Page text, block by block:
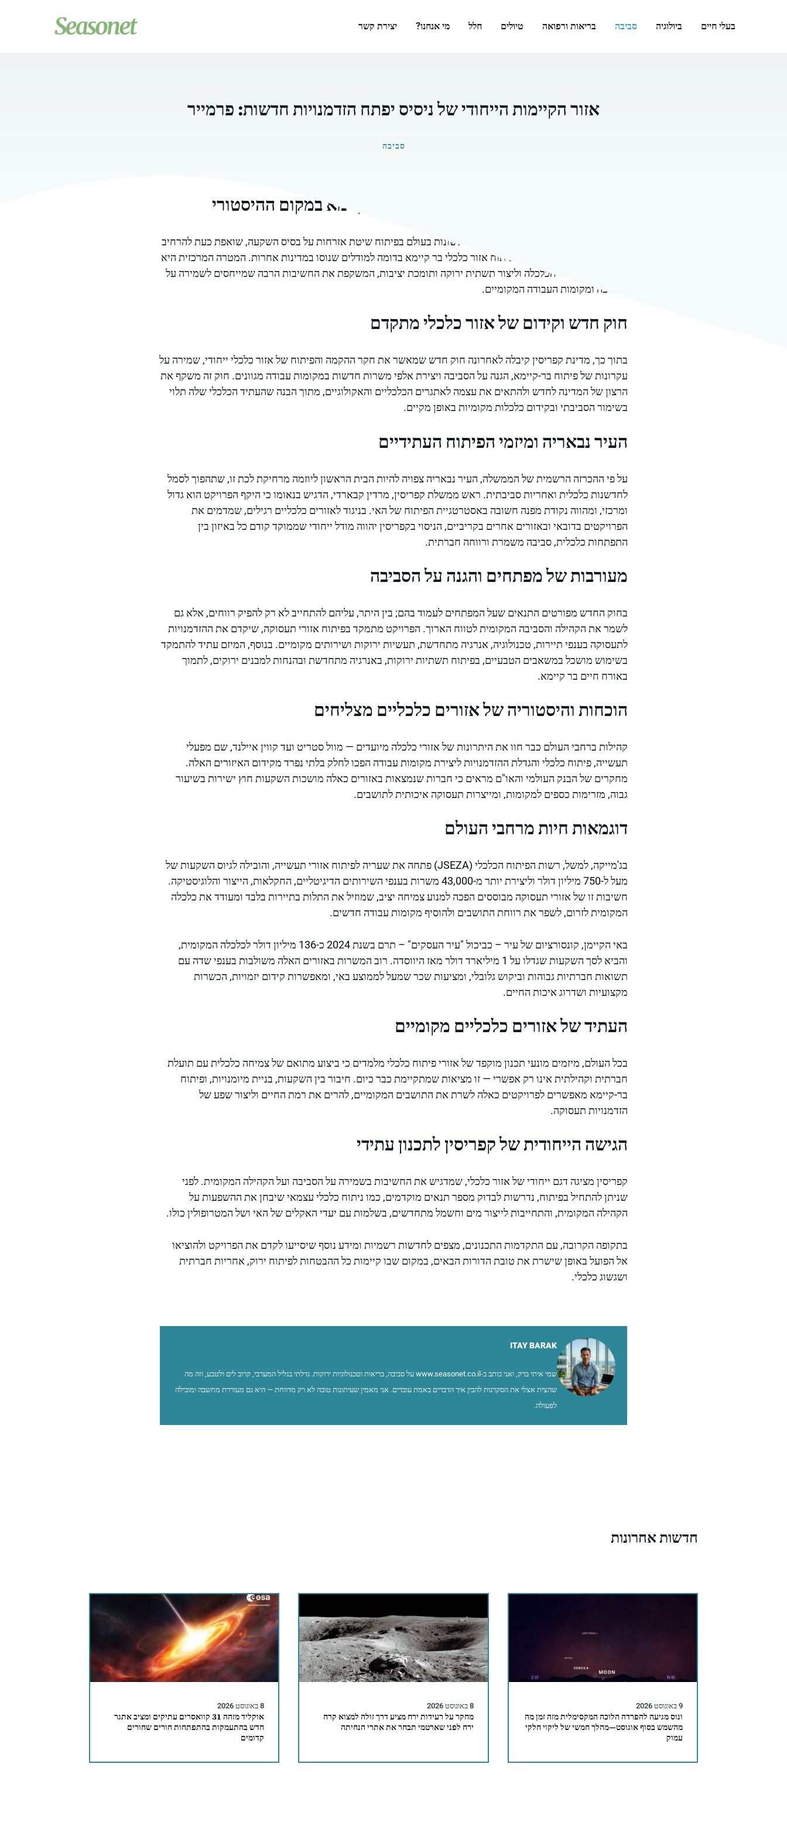
בעלי חיים ביולוגיה סביבה בריאות ורפואה טיולים חלל מי אנחנו? יצירת קשר
אזור הקיימות הייחודי של ניסיס יפתח הזדמנויות חדשות: פרמייר
סביבה
קפריסין הטרופית: פיתוח אזור כלכלי בר קיימא במקום ההיסטורי
קפריסין, המדינה הטרופית שהייתה בין הראשונות בעולם בפיתוח שיטת אזרחות על בסיס השקעה, שואפת כעת להרחיב
את אופקיה הכלכליים על ידי פיתוח אזור כלכלי בר קיימא בדומה למודלים שנוסו במדינות אחרות. המטרה המרכזית היא
להבטיח את עתיד הכלכלה וליצור תשתית ירוקה ותומכת יציבות, המשקפת את החשיבות הרבה שמייחסים לשמירה על
הסביבה ומקומות העבודה המקומיים.
חוק חדש וקידום של אזור כלכלי מתקדם
בתוך כך, מדינת קפריסין קיבלה לאחרונה חוק חדש שמאשר את חקר ההקמה והפיתוח של אזור כלכלי ייחודי, שמירה על
עקרונות של פיתוח בר-קיימא, הגנה על הסביבה ויצירת אלפי משרות חדשות במקומות עבודה מגוונים. חוק זה משקף את
הרצון של המדינה לחדש ולהתאים את עצמה לאתגרים הכלכליים והאקולוגיים, מתוך הבנה שהעתיד הכלכלי שלה תלוי
בשימור הסביבתי ובקידום כלכלות מקומיות באופן מקיים.
העיר נבאריה ומיזמי הפיתוח העתידיים
על פי ההכרזה הרשמית של הממשלה, העיר נבאריה צפויה להיות הבית הראשון ליוזמה מרחיקת לכת זו, שתהפוך לסמל
לחדשנות כלכלית ואחריות סביבתית. ראש ממשלת קפריסין, מרדין קבארדי, הדגיש בנאומו כי היקף הפרויקט הוא גדול
ומרכזי, ומהווה נקודת מפנה חשובה באסטרטגיית הפיתוח של האי. בניגוד לאזורים כלכליים רגילים, שמדמים את
הפרויקטים בדובאי ובאזורים אחרים בקריביים, הניסוי בקפריסין יהווה מודל ייחודי שממוקד קודם כל באיזון בין
התפתחות כלכלית, סביבה משמרת ורווחה חברתית.
מעורבות של מפתחים והגנה על הסביבה
בחוק החדש מפורטים התנאים שעל המפתחים לעמוד בהם; בין היתר, עליהם להתחייב לא רק להפיק רווחים, אלא גם
לשמר את הקהילה והסביבה המקומית לטווח הארוך. הפרויקט מתמקד בפיתוח אזורי תעסוקה, שיקדם את ההזדמנויות
לתעסוקה בענפי תיירות, טכנולוגיה, אנרגיה מתחדשת, תעשיות ירוקות ושירותים מקומיים. בנוסף, המיזם עתיד להתמקד
בשימוש מושכל במשאבים הטבעיים, בפיתוח תשתיות ירוקות, באנרגיה מתחדשת ובהנחות למבנים ירוקים, לתמוך
באורח חיים בר קיימא.
הוכחות והיסטוריה של אזורים כלכליים מצליחים
קהילות ברחבי העולם כבר חוו את היתרונות של אזורי כלכלה מיועדים — מוול סטריט ועד קווין איילנד, שם מפעלי
תעשייה, פיתוח כלכלי והגדלת ההזדמנויות ליצירת מקומות עבודה הפכו לחלק בלתי נפרד מקידום האיזורים האלה.
מחקרים של הבנק העולמי והאו"ם מראים כי חברות שנמצאות באזורים כאלה מושכות השקעות חוץ ישירות בשיעור
גבוה, מזרימות כספים למקומות, ומייצרות תעסוקה איכותית לתושבים.
דוגמאות חיות מרחבי העולם
בג'מייקה, למשל, רשות הפיתוח הכלכלי (JSEZA) פתחה את שעריה לפיתוח אזורי תעשייה, והובילה לגיוס השקעות של
מעל ל-750 מיליון דולר וליצירת יותר מ-43,000 משרות בענפי השירותים הדיגיטליים, החקלאות, הייצור והלוגיסטיקה.
חשיבות זו של אזורי תעסוקה מבוססים הפכה למנוע צמיחה יציב, שמוזיל את התלות בתיירות בלבד ומעודד את כלכלה
המקומית לזרום, לשפר את רווחת התושבים ולהוסיף מקומות עבודה חדשים.
באי הקיימן, קונסורציום של עיר – כביכול "עיר העסקים" – תרם בשנת 2024 כ-136 מיליון דולר לכלכלה המקומית,
והביא לסך השקעות שגדלו על 1 מיליארד דולר מאז היווסדה. רוב המשרות באזורים האלה משולבות בענפי שדה עם
תשואות חברתיות גבוהות וביקוש גלובלי, ומציעות שכר שמעל לממוצע באי, ומאפשרות קידום יזמויות, הכשרות
מקצועיות ושדרוג איכות החיים.
העתיד של אזורים כלכליים מקומיים
בכל העולם, מיזמים מונעי תכנון מוקפד של אזורי פיתוח כלכלי מלמדים כי ביצוע מתואם של צמיחה כלכלית עם תועלת
חברתית וקהילתית אינו רק אפשרי — זו מציאות שמתקיימת כבר כיום. חיבור בין השקעות, בניית מיומנויות, ופיתוח
בר-קיימא מאפשרים לפרויקטים כאלה לשרת את התושבים המקומיים, להרים את רמת החיים וליצור שפע של
הזדמנויות תעסוקה.
הגישה הייחודית של קפריסין לתכנון עתידי
קפריסין מציגה דגם ייחודי של אזור כלכלי, שמדגיש את החשיבות בשמירה על הסביבה ועל הקהילה המקומית. לפני
שניתן להתחיל בפיתוח, נדרשות לבדוק מספר תנאים מוקדמים, כמו ניתוח כלכלי עצמאי שיבחן את ההשפעות על
הקהילה המקומית, והתחייבות לייצור מים וחשמל מתחדשים, בשלמות עם יעדי האקלים של האי ושל המטרופולין כולו.
בתקופה הקרובה, עם התקדמות התכנונים, מצפים לחדשות רשמיות ומידע נוסף שיסייעו לקדם את הפרויקט ולהוציאו
אל הפועל באופן שישרת את טובת הדורות הבאים, במקום שבו קיימות כל ההבטחות לפיתוח ירוק, אחריות חברתית
ושגשוג כלכלי.
ITAY BARAK
שמי איתי ברק, ואני כותב ב-www.seasonet.co.il על סביבה, בריאות וטכנולוגיות ירוקות. גדלתי בגליל המערבי, קרוב לים ולטבע, וזה מה
שהצית אצלי את הסקרנות להבין איך הדברים באמת עובדים. אני מאמין שעיתונות טובה לא רק מדווחת — היא גם מעוררת מחשבה ומובילה
לפעולה.
חדשות אחרונות
9 באוגוסט 2026
ונוס מגיעה להפרדה הלוכה המקסימלית מזה זמן מה
מהשמש בסוף אוגוסט—מהלך חמשי של ליקוי חלקי
עמוק
8 באוגוסט 2026
מחקר על רעידות ירח מציע דרך זולה למצוא קרח
ירח לפני שארטמי תבחר את אתרי הנחיתה
8 באוגוסט 2026
אוקליד מזהה 31 קוואסרים עתיקים ומציב אתגר
חדש בהתעמקות בהתפתחות חורים שחורים
קדומים